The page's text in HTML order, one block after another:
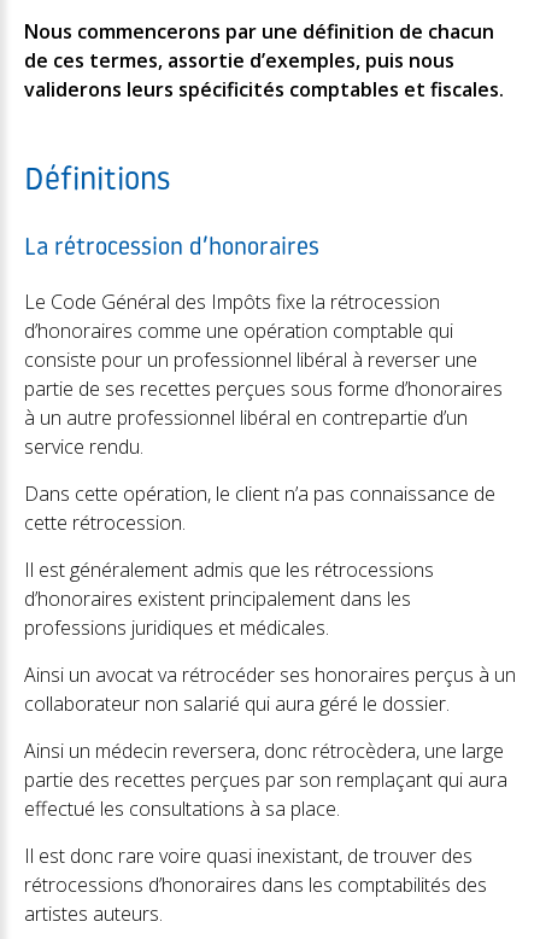
Nous commencerons par une définition de chacun
de ces termes, assortie d’exemples, puis nous
validerons leurs spécificités comptables et fiscales.
Définitions
La rétrocession d’honoraires
Le Code Général des Impôts fixe la rétrocession
d’honoraires comme une opération comptable qui
consiste pour un professionnel libéral à reverser une
partie de ses recettes perçues sous forme d’honoraires
à un autre professionnel libéral en contrepartie d’un
service rendu.
Dans cette opération, le client n’a pas connaissance de
cette rétrocession.
Il est généralement admis que les rétrocessions
d’honoraires existent principalement dans les
professions juridiques et médicales.
Ainsi un avocat va rétrocéder ses honoraires perçus à un
collaborateur non salarié qui aura géré le dossier.
Ainsi un médecin reversera, donc rétrocèdera, une large
partie des recettes perçues par son remplaçant qui aura
effectué les consultations à sa place.
Il est donc rare voire quasi inexistant, de trouver des
rétrocessions d’honoraires dans les comptabilités des
artistes auteurs.